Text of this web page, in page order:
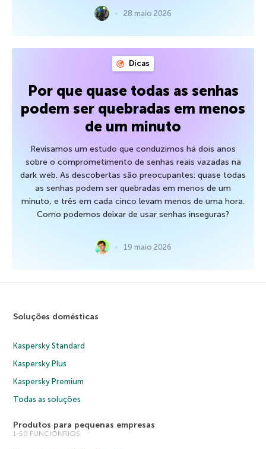
28 maio 2026
Dicas
Por que quase todas as senhas
podem ser quebradas em menos
de um minuto
Revisamos um estudo que conduzimos há dois anos
sobre o comprometimento de senhas reais vazadas na
dark web. As descobertas são preocupantes: quase todas
as senhas podem ser quebradas em menos de um
minuto, e três em cada cinco levam menos de uma hora.
Como podemos deixar de usar senhas inseguras?
19 maio 2026
Soluções domésticas
Kaspersky Standard
Kaspersky Plus
Kaspersky Premium
Todas as soluções
Produtos para pequenas empresas
1-50 FUNCIONRIOS